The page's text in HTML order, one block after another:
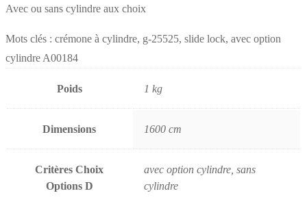
Avec ou sans cylindre aux choix
Mots clés : crémone à cylindre, g-25525, slide lock, avec option
cylindre A00184
Poids 1 kg
Dimensions 1600 cm
Critères Choix
Options D
avec option cylindre, sans
cylindre